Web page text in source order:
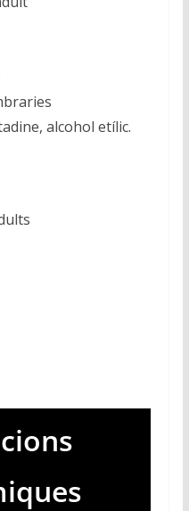
alcohol etílic.